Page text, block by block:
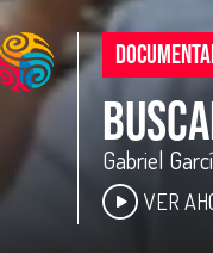
El día que
amarillas.
VER